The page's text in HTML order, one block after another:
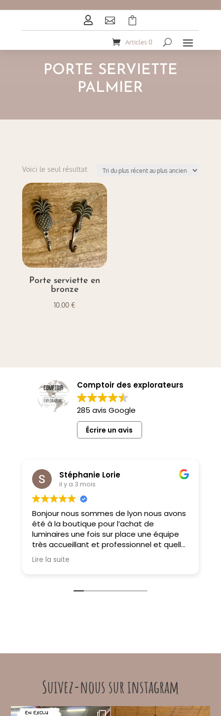
  
Articles 0
PORTE SERVIETTE
PALMIER
Voici le seul résultat
Porte serviette en
bronze
10.00€
Comptoir des explorateurs
285 avis Google
Écrire un avis
Stéphanie Lorie
il y a 3 mois
Bonjour nous sommes de lyon nous avons
été à la boutique pour l’achat de
luminaires une fois sur place une équipe
très accueillant et professionnel et quelle
choix on ne sait pas où donner de la tête
tellement il y a des choses magnifiques
Lire la suite
Suivez-nous sur instagram